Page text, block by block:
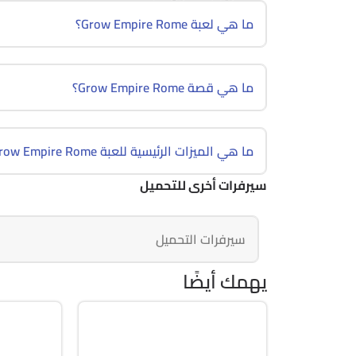
ما هي لعبة Grow Empire Rome؟
ما هي قصة Grow Empire Rome؟
ما هي الميزات الرئيسية للعبة Grow Empire Rome؟
سيرفرات أخرى للتحميل
سيرفرات التحميل
يهمك أيضًا